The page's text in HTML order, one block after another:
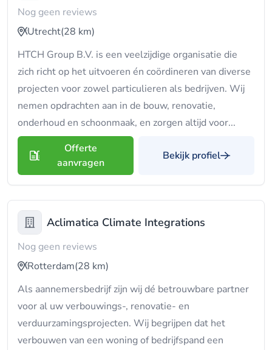
Nog geen reviews
Utrecht(28 km)
HTCH Group B.V. is een veelzijdige organisatie die
zich richt op het uitvoeren én coördineren van diverse
projecten voor zowel particulieren als bedrijven. Wij
nemen opdrachten aan in de bouw, renovatie,
onderhoud en schoonmaak, en zorgen altijd voor...
Offerte
aanvragen
Bekijk profiel
Aclimatica Climate Integrations
Nog geen reviews
Rotterdam(28 km)
Als aannemersbedrijf zijn wij dé betrouwbare partner
voor al uw verbouwings-, renovatie- en
verduurzamingsprojecten. Wij begrijpen dat het
verbouwen van een woning of bedrijfspand een